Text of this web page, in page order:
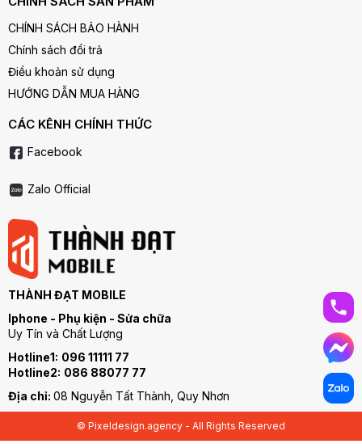
CHÍNH SÁCH BẢO HÀNH
Chính sách đổi trả
Điều khoản sử dụng
HƯỚNG DẪN MUA HÀNG
CÁC KÊNH CHÍNH THỨC
Facebook
Zalo Official
THÀNH ĐẠT MOBILE
Iphone - Phụ kiện - Sửa chữa
Uy Tín và Chất Lượng
Hotline1: 096 11111 77
Hotline2: 086 88077 77
Địa chỉ: 08 Nguyễn Tất Thành, Quy Nhơn
© Pixeldesign.agency - All Rights Reserved